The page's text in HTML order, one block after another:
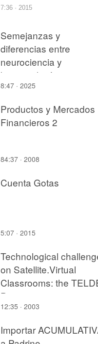
7:36 · 2015
Semejanzas y
diferencias entre
neurociencia y
biotecnología
8:47 · 2025
Productos y Mercados
Financieros 2
84:37 · 2008
Cuenta Gotas
5:07 · 2015
Technological
on Satellite.Virtual
Classrooms: the
Project
12:35 · 2003
Importar